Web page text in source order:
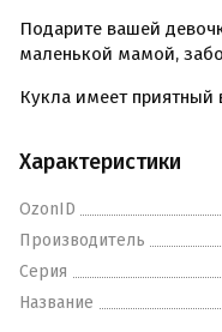
Подарите вашей
маленькой мамой,
Кукла имеет приятный
Характеристики
OzonID
Производитель
Серия
Название